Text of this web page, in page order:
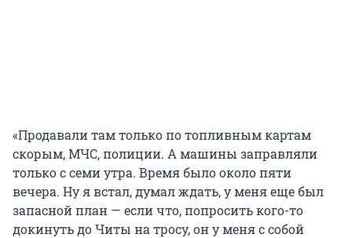
«Продавали там только по топливным картам
скорым, МЧС, полиции. А машины заправляли
только с семи утра. Время было около пяти
вечера. Ну я встал, думал ждать, у меня еще был
запасной план — если что, попросить кого-то
докинуть до Читы на тросу, он у меня с собой